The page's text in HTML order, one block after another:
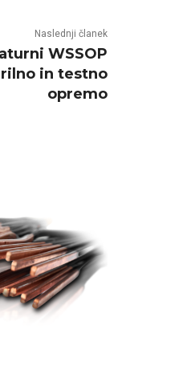
Naslednji članek
WSSOP
in testno
opremo